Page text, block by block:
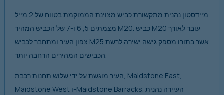
מיידסטון נהנית מתקשורת כביש מצוינת הממוקמת בטווח של 2 מייל
מצמתים 5, 6 ו-7 של הכביש המהיר M20. כביש M20 עובר לאורך
צפון העיר ומתחבר לכביש M25 אשר בתורו מספק גישה ישירה לרשת
הכבישים המהירים הרחבה יותר.
העיר מוגשת על ידי שלוש תחנות רכבת, Maidstone East,
Maidstone West ו-Maidstone Barracks. העיירה נהנית